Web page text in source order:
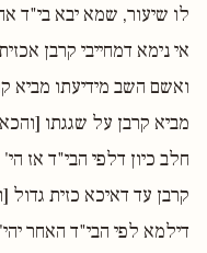
לו שיעור, שמא יבא בי"ד
אי נימא דמחייבי קרבן
ואשם השב מידיעתו מביא
מביא קרבן על שגגתו
חלב כיון דלפי הבי"ד אז
קרבן עד דאיכא כזית
דילמא לפי הבי"ד האחר